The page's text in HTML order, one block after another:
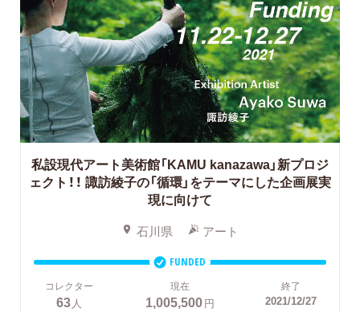
私設現代アート美術館「KAMU kanazawa」新プロジ
ェクト！！ 諏訪綾子の「循環」をテーマにした企画展実
現に向けて
石川県 アート
FUNDED
コレクター
63 人
現在
1,005,500円
終了
2021/12/27